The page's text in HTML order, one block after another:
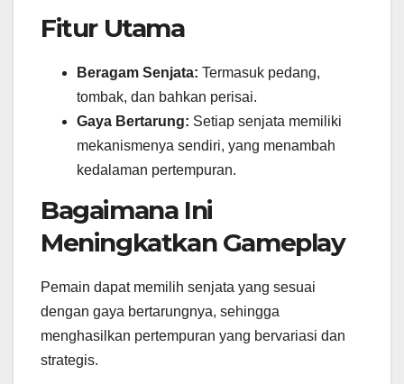
Fitur Utama
Beragam Senjata: Termasuk pedang,
tombak, dan bahkan perisai.
Gaya Bertarung: Setiap senjata memiliki
mekanismenya sendiri, yang menambah
kedalaman pertempuran.
Bagaimana Ini
Meningkatkan Gameplay
Pemain dapat memilih senjata yang sesuai
dengan gaya bertarungnya, sehingga
menghasilkan pertempuran yang bervariasi dan
strategis.